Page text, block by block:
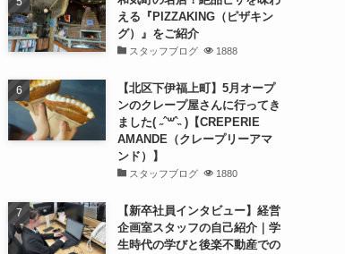
える『PIZZAKING（ピザキン
グ）』をご紹介
スタッフブログ 1888
【北区下伊福上町】5月オープ
ンのクレープ屋さんに行ってき
ました( ˶ˆ꒳ˆ˵ )【CREPERIE
AMANDE（クレープリーアマ
ンド）】
スタッフブログ 1880
【新卒社員インタビュー】経営
企画室スタッフの自己紹介｜学
生時代の学びと後楽不動産での